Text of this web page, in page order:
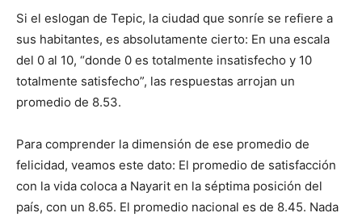
Si el eslogan de Tepic, la ciudad que sonríe se refiere a
sus habitantes, es absolutamente cierto: En una escala
del 0 al 10, “donde 0 es totalmente insatisfecho y 10
totalmente satisfecho”, las respuestas arrojan un
promedio de 8.53.
Para comprender la dimensión de ese promedio de
felicidad, veamos este dato: El promedio de satisfacción
con la vida coloca a Nayarit en la séptima posición del
país, con un 8.65. El promedio nacional es de 8.45. Nada